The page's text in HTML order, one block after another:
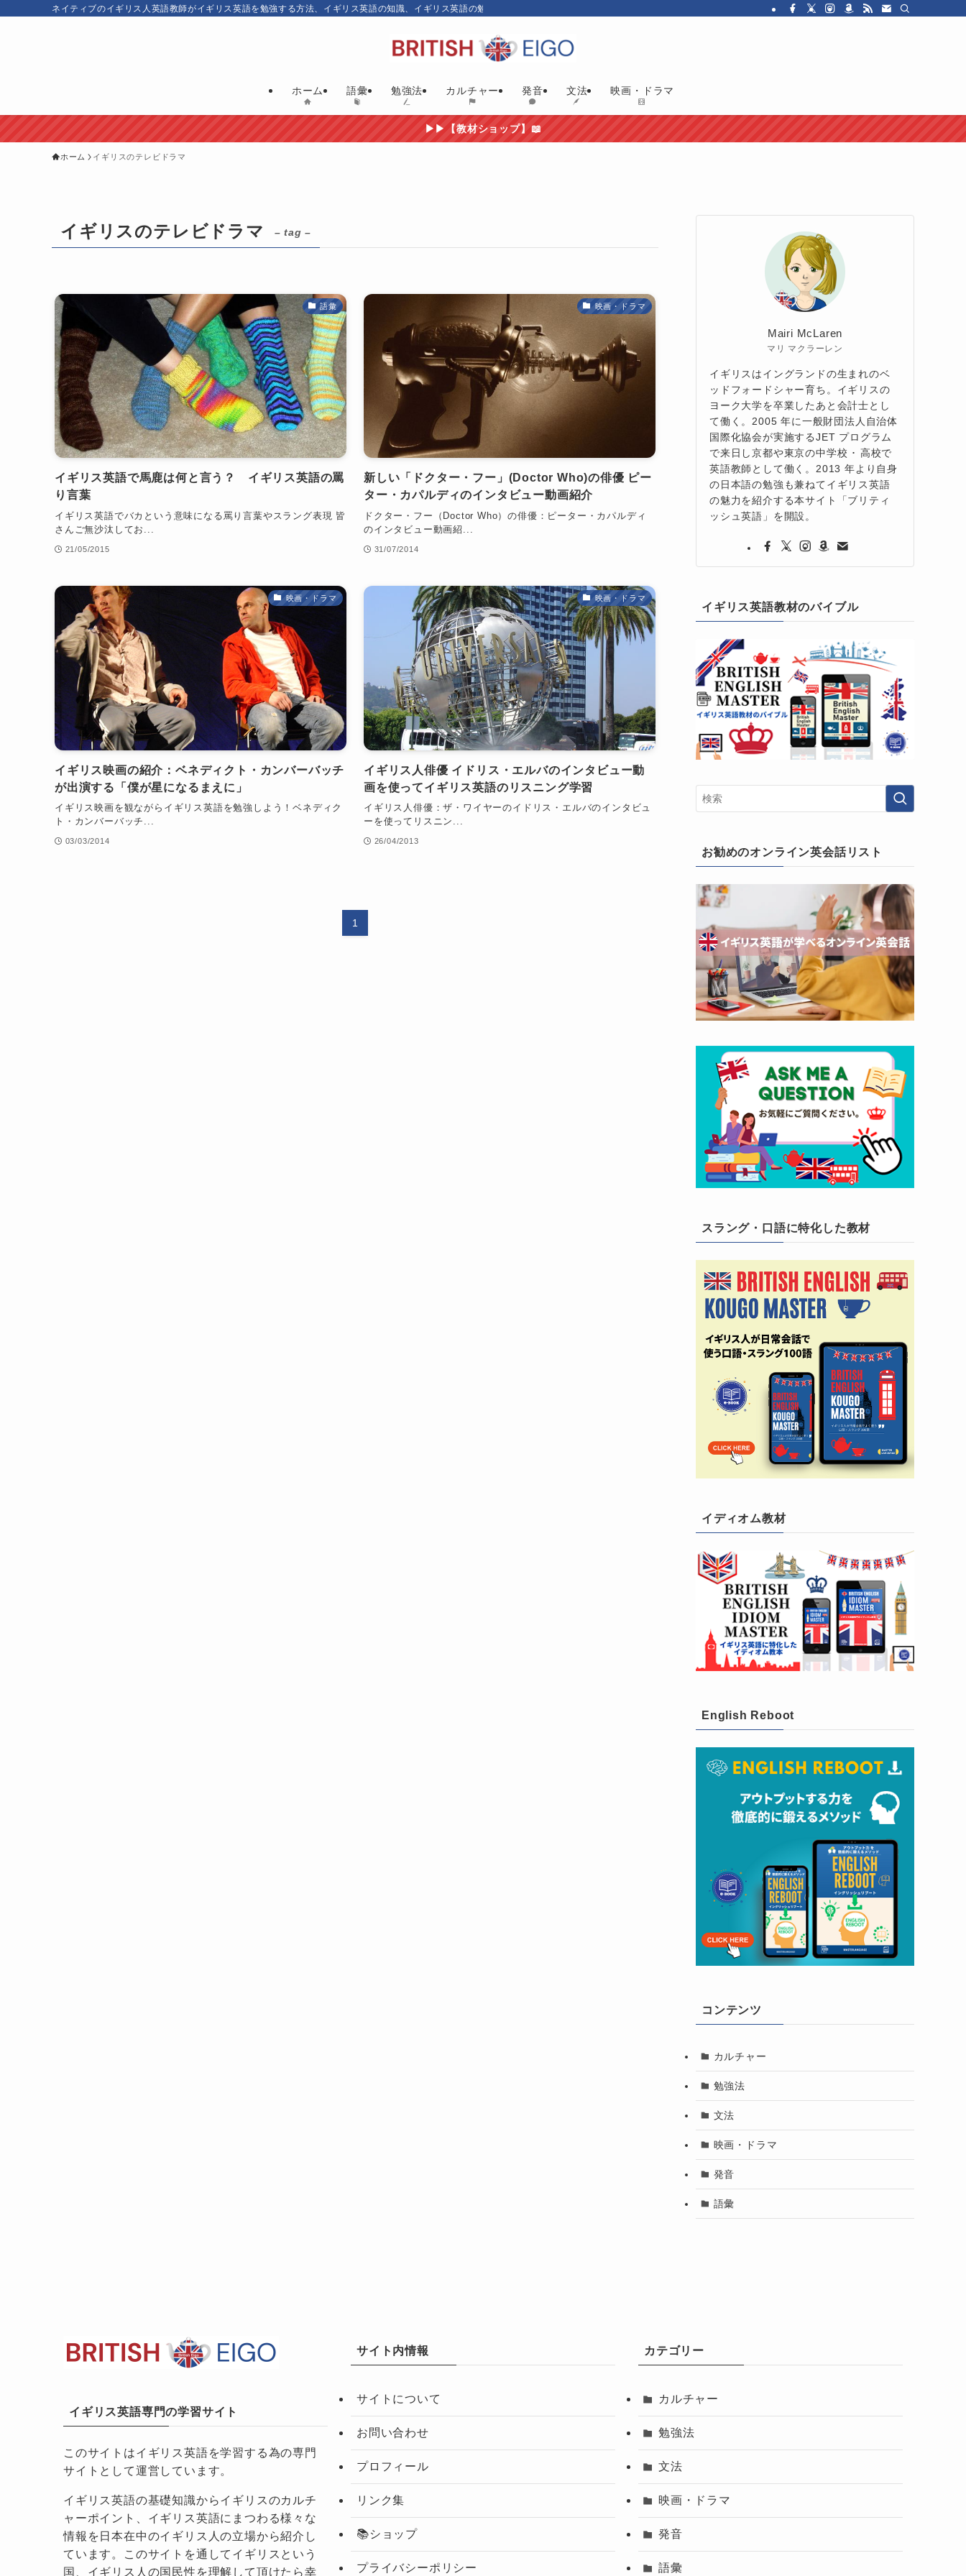
ネイティブのイギリス人英語教師がイギリス英語を勉強する方法、イギリス英語の知識、イギリス英語の勉強にお勧めの英語教材やイギリス映画・ドラマを紹介しています。イギリス人の性格や国民性、イギリスのカルチャ
ホーム 語彙 勉強法 カルチャー 発音 文法 映画・ドラマ
▶▶【教材ショップ】📖
ホーム イギリスのテレビドラマ
イギリスのテレビドラマ – tag –
語彙
イギリス英語で馬鹿は何と言う？ イギリス英語の罵
り言葉
イギリス英語でバカという意味になる罵り言葉やスラング表現 皆
さんご無沙汰してお...
21/05/2015
映画・ドラマ
新しい「ドクター・フー」(Doctor Who)の俳優 ピー
ター・カパルディのインタビュー動画紹介
ドクター・フー（Doctor Who）の俳優：ピーター・カパルディ
のインタビュー動画紹...
31/07/2014
映画・ドラマ
イギリス映画の紹介：ベネディクト・カンバーバッチ
が出演する「僕が星になるまえに」
イギリス映画を観ながらイギリス英語を勉強しよう！ベネディク
ト・カンバーバッチ...
03/03/2014
映画・ドラマ
イギリス人俳優 イドリス・エルバのインタビュー動
画を使ってイギリス英語のリスニング学習
イギリス人俳優：ザ・ワイヤーのイドリス・エルバのインタビュ
ーを使ってリスニン...
26/04/2013
1
Mairi McLaren
マリ マクラーレン
イギリスはイングランドの生まれのベ
ッドフォードシャー育ち。イギリスの
ヨーク大学を卒業したあと会計士とし
て働く。2005 年に一般財団法人自治体
国際化協会が実施するJET プログラム
で来日し京都や東京の中学校 ･ 高校で
英語教師として働く。2013 年より自身
の日本語の勉強も兼ねてイギリス英語
の魅力を紹介する本サイト「ブリティ
ッシュ英語」を開設。
イギリス英語教材のバイブル
お勧めのオンライン英会話リスト
スラング・口語に特化した教材
イディオム教材
English Reboot
コンテンツ
カルチャー
勉強法
文法
映画・ドラマ
発音
語彙
イギリス英語専門の学習サイト
このサイトはイギリス英語を学習する為の専門
サイトとして運営しています。
イギリス英語の基礎知識からイギリスのカルチ
ャーポイント、イギリス英語にまつわる様々な
情報を日本在中のイギリス人の立場から紹介し
ています。このサイトを通してイギリスという
国、イギリス人の国民性を理解して頂けたら幸
サイト内情報
サイトについて
お問い合わせ
プロフィール
リンク集
📚ショップ
プライバシーポリシー
カテゴリー
カルチャー
勉強法
文法
映画・ドラマ
発音
語彙